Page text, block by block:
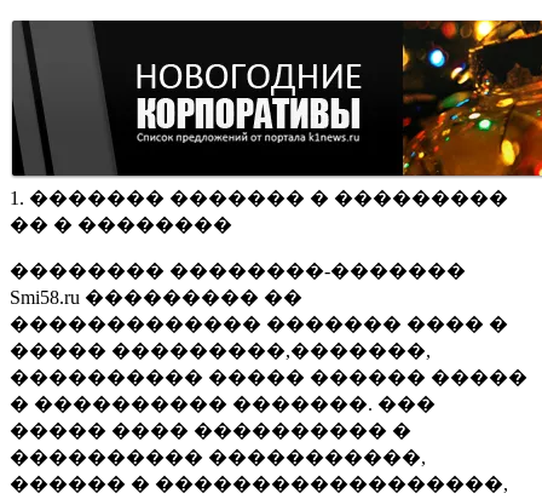
1. ������� ������� � ���������
�� � ��������
�������� ��������-�������
Smi58.ru ��������� ��
������������� ������� ���� �
����� ���������,�������,
���������� ����� ������ �����
� ���������� �������. ���
����� ���� ���������� �
���������� �����������,
������ � ������������������,